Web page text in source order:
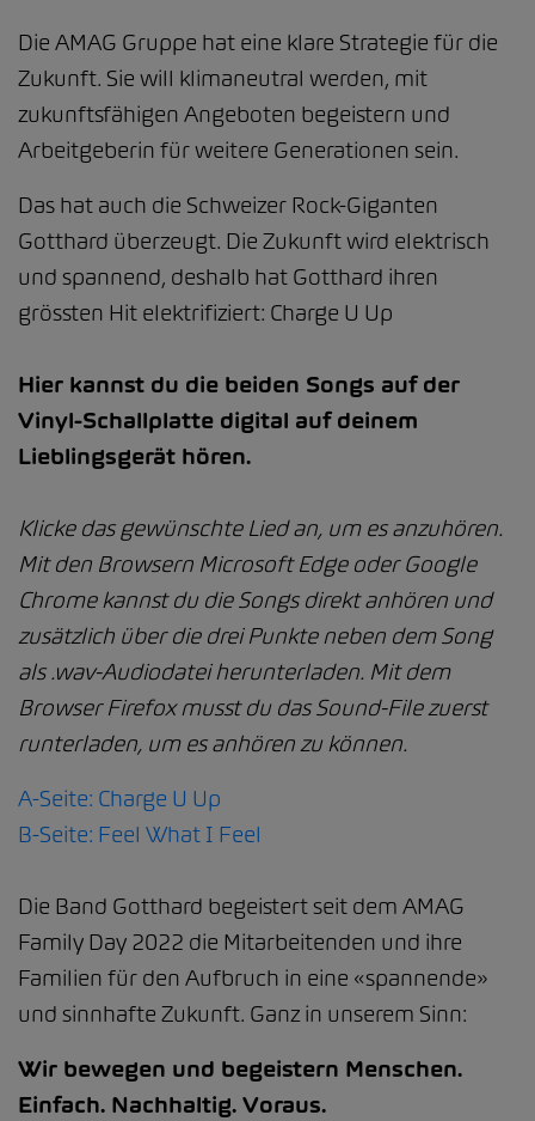
Die AMAG Gruppe hat eine klare Strategie für die
Zukunft. Sie will klimaneutral werden, mit
zukunftsfähigen Angeboten begeistern und
Arbeitgeberin für weitere Generationen sein.
Das hat auch die Schweizer Rock-Giganten
Gotthard überzeugt. Die Zukunft wird elektrisch
und spannend, deshalb hat Gotthard ihren
grössten Hit elektrifiziert: Charge U Up
Hier kannst du die beiden Songs auf der
Vinyl-Schallplatte digital auf deinem
Lieblingsgerät hören.
Klicke das gewünschte Lied an, um es anzuhören.
Mit den Browsern Microsoft Edge oder Google
Chrome kannst du die Songs direkt anhören und
zusätzlich über die drei Punkte neben dem Song
als .wav-Audiodatei herunterladen. Mit dem
Browser Firefox musst du das Sound-File zuerst
runterladen, um es anhören zu können.
A-Seite: Charge U Up
B-Seite: Feel What I Feel
Die Band Gotthard begeistert seit dem AMAG
Family Day 2022 die Mitarbeitenden und ihre
Familien für den Aufbruch in eine «spannende»
und sinnhafte Zukunft. Ganz in unserem Sinn:
Wir bewegen und begeistern Menschen.
Einfach. Nachhaltig. Voraus.